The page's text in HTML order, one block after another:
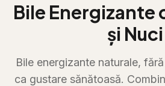
Bile Energizante
și Nuci
Bile energizante naturale,
ca gustare sănătoasă.